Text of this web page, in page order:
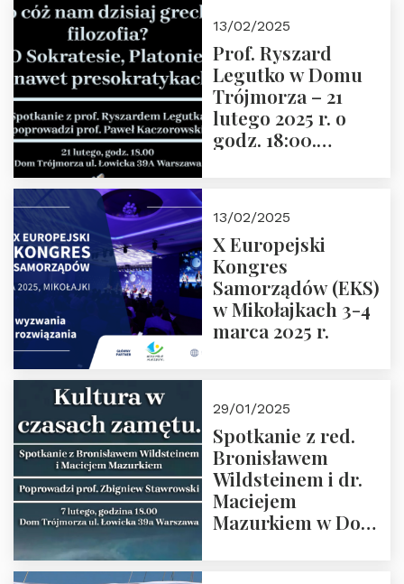
13/02/2025
Prof. Ryszard
Legutko w Domu
Trójmorza – 21
lutego 2025 r. o
godz. 18:00.
Zapraszamy
13/02/2025
X Europejski
Kongres
Samorządów (EKS)
w Mikołajkach 3-4
marca 2025 r.
29/01/2025
Spotkanie z red.
Bronisławem
Wildsteinem i dr.
Maciejem
Mazurkiem w Domu